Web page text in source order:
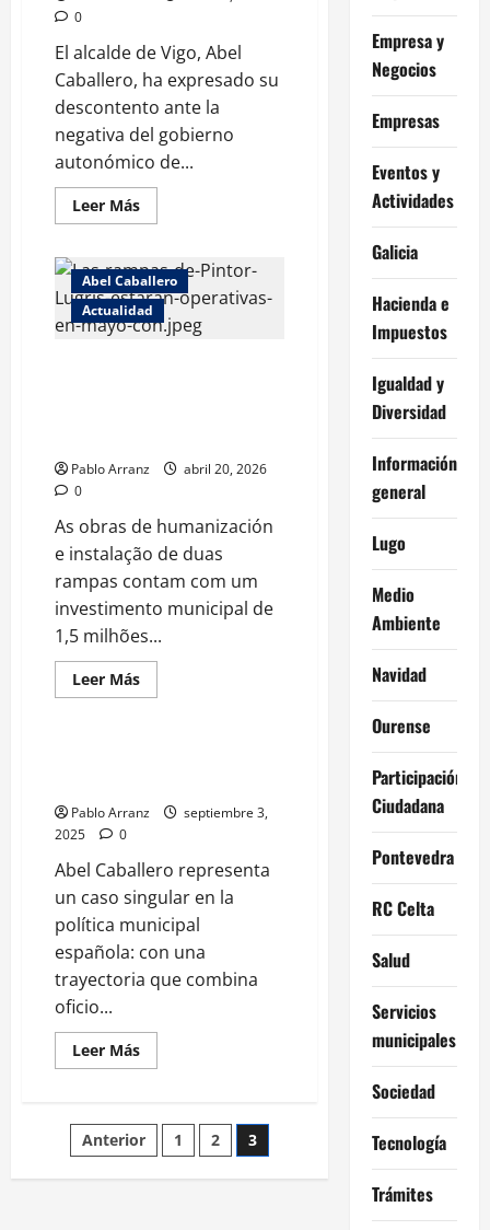
0
El alcalde de Vigo, Abel
Caballero, ha expresado su
descontento ante la
negativa del gobierno
autonómico de...
Leer MásLeer
más
El
alcalde
pide
a
la
Xunta
en
el
Abel Caballero
Actualidad
Pablo Arranz
abril 20, 2026
0
As obras de humanización
e instalação de duas
rampas contam com um
investimento municipal de
1,5 milhões...
Leer MásLeer
más
estarán
mayo
con
una
inversión
de
1,5
millones
euros.
Abel Caballero
Pablo Arranz
septiembre 3,
2025
0
Abel Caballero representa
un caso singular en la
política municipal
española: con una
trayectoria que combina
oficio...
Leer MásLeer
más
Caballero:
el
alcalde
Paginación
de
Anterior 1 2 3
Empresa y
Negocios
Empresas
Eventos y
Actividades
Galicia
Hacienda e
Impuestos
Igualdad y
Diversidad
Información
general
Lugo
Medio
Ambiente
Navidad
Ourense
Participación
Ciudadana
Pontevedra
RC Celta
Salud
Servicios
municipales
Sociedad
Tecnología
Trámites